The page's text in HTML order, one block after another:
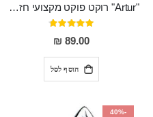
"Artur" רוקט פוקט מקצועי חזק במיוחד
דירוג:
95%
89.00 ₪
הוסף לסל
-40%